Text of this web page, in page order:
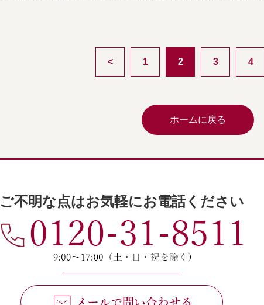
< 1 2 3 4
ホームに戻る
ご不明な点はお気軽にお電話ください